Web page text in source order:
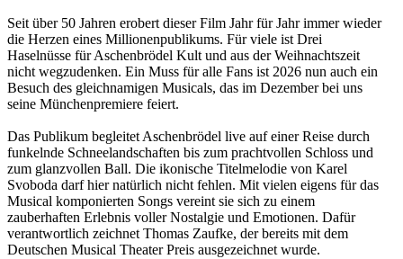
Seit über 50 Jahren erobert dieser Film Jahr für Jahr immer wieder
die Herzen eines Millionenpublikums. Für viele ist Drei
Haselnüsse für Aschenbrödel Kult und aus der Weihnachtszeit
nicht wegzudenken. Ein Muss für alle Fans ist 2026 nun auch ein
Besuch des gleichnamigen Musicals, das im Dezember bei uns
seine Münchenpremiere feiert.
Das Publikum begleitet Aschenbrödel live auf einer Reise durch
funkelnde Schneelandschaften bis zum prachtvollen Schloss und
zum glanzvollen Ball. Die ikonische Titelmelodie von Karel
Svoboda darf hier natürlich nicht fehlen. Mit vielen eigens für das
Musical komponierten Songs vereint sie sich zu einem
zauberhaften Erlebnis voller Nostalgie und Emotionen. Dafür
verantwortlich zeichnet Thomas Zaufke, der bereits mit dem
Deutschen Musical Theater Preis ausgezeichnet wurde.